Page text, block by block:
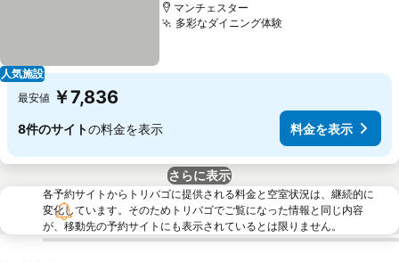
人気施設
マンチェスター
多彩なダイニング体験料金を表示
最安値 ￥7,836
8件のサイトの料金を表示 料金を表示
さらに表示
各予約サイトからトリバゴに提供される料金と空室状況は、継続的に
変化しています。そのためトリバゴでご覧になった情報と同じ内容
が、移動先の予約サイトにも表示されているとは限りません。